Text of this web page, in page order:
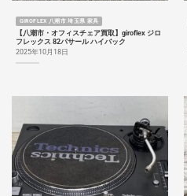
GIROFLEX 八潮市 埼玉県 家具
【八潮市・オフィスチェア買取】giroflex ジロ
フレックス 82パサール ハイバック
2025年10月18日